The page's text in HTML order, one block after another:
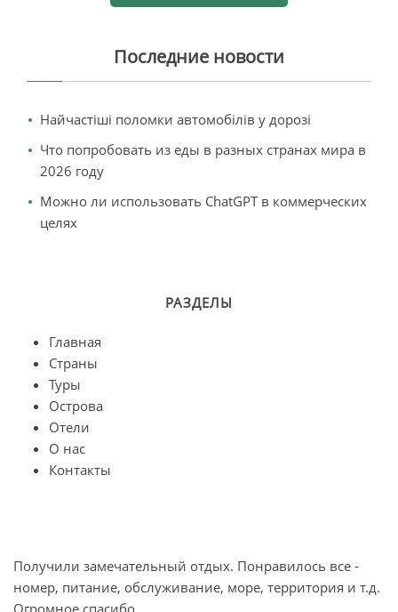
Последние новости
Найчастіші поломки автомобілів у дорозі
Что попробовать из еды в разных странах мира в
2026 году
Можно ли использовать ChatGPT в коммерческих
целях
РАЗДЕЛЫ
Главная
Страны
Туры
Острова
Отели
О нас
Контакты
Получили замечательный отдых. Понравилось все -
номер, питание, обслуживание, море, территория и т.д.
Огромное спасибо.